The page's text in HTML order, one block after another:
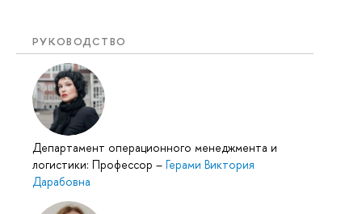
РУКОВОДСТВО
Департамент операционного менеджмента и
логистики: Профессор – Герами Виктория
Дарабовна